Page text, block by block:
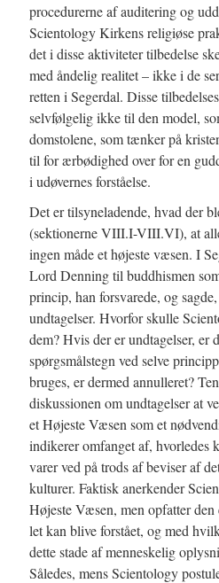
procedurerne af auditering og
Scientology Kirkens religiøse
det i disse aktiviteter tilbedelse
med åndelig realitet – ikke i de
retten i Segerdal. Disse
selvfølgelig ikke til den model,
domstolene, som tænker på
til for ærbødighed over for en
i udøvernes forståelse.
Det er tilsyneladende, hvad der
(sektionerne VIII.I-VIII.VI), at
ingen måde et højeste væsen. I
Lord Denning til buddhismen
princip, han forsvarede, og
undtagelser. Hvorfor skulle
dem? Hvis der er undtagelser, er
spørgsmålstegn ved selve
bruges, er dermed annulleret?
diskussionen om undtagelser at
et Højeste Væsen som et
indikerer omfanget af, hvorledes
varer ved på trods af beviser af
kulturer. Faktisk anerkender
Højeste Væsen, men opfatter
let kan blive forstået, og med
dette stade af menneskelig
Således, mens Scientology